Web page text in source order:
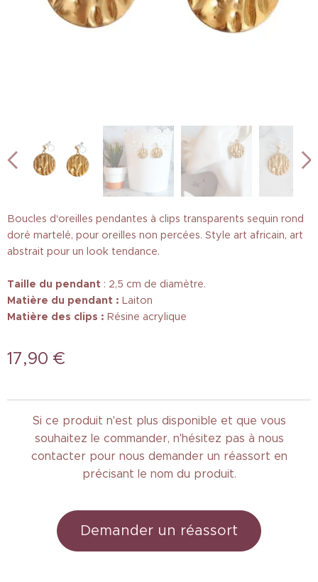
Boucles d'oreilles pendantes à clips transparents sequin rond
doré martelé, pour oreilles non percées. Style art africain, art
abstrait pour un look tendance.
Taille du pendant : 2,5 cm de diamètre.
Matière du pendant : Laiton
Matière des clips : Résine acrylique
17,90 €
Si ce produit n'est plus disponible et que vous
souhaitez le commander, n'hésitez pas à nous
contacter pour nous demander un réassort en
précisant le nom du produit.
Demander un réassort